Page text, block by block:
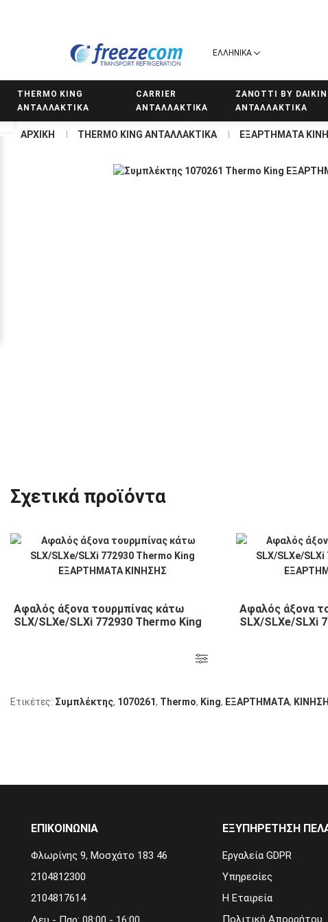
ΕΛΛΗΝΙΚΆ
THERMO KING
ΑΝΤΑΛΛΑΚΤΙΚΑ
CARRIER
ΑΝΤΑΛΛΑΚΤΙΚΑ
ZANOTTI BY DAIKIN
ΑΝΤΑΛΛΑΚΤΙΚΑ
ΑΡΧΙΚΉ THERMO KING ΑΝΤΑΛΛΑΚΤΙΚΑ ΕΞΑΡΤΗΜΑΤΑ
Σχετικά προϊόντα
Αφαλός άξονα τουρμπίνας κάτω
SLX/SLXe/SLXi 772930 Thermo King
Αφαλός άξονα
SLX/SLXe/SLXi
Ετικέτες: Συμπλέκτης, 1070261, Thermo, King, ΕΞΑΡΤΗΜΑΤΑ,
ΕΠΙΚΟΙΝΩΝΙΑ
Φλωρίνης 9, Μοσχάτο 183 46
2104812300
2104817614
ΕΞΥΠΗΡΈΤΗΣΗ
Εργαλεία GDPR
Υπηρεσίες
Η Εταιρεία
Πολιτική Απορρήτου
Προσβασιμότητα